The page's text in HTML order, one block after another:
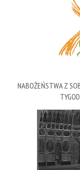
NABOŻEŃSTWA Z